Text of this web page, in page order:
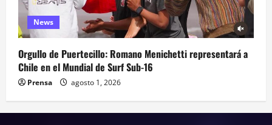
News
Orgullo de Puertecillo: Romano Menichetti representará a
Chile en el Mundial de Surf Sub-16
Prensa agosto 1, 2026